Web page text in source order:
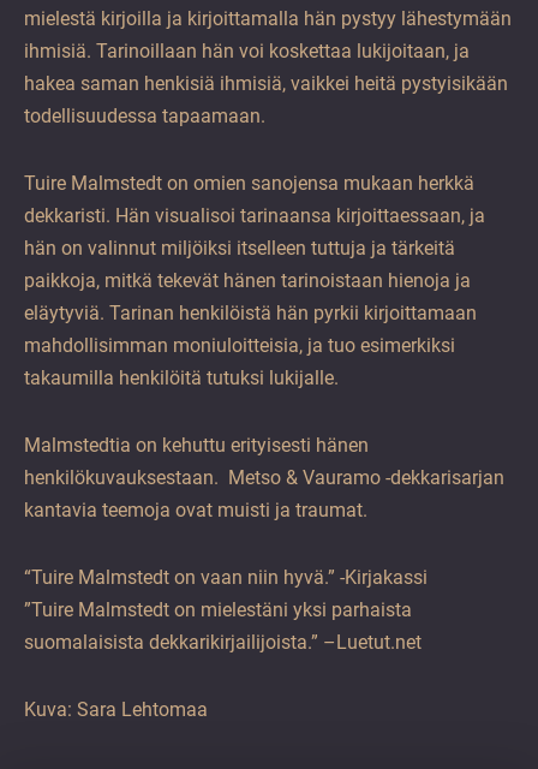
mielestä kirjoilla ja kirjoittamalla hän pystyy lähestymään
ihmisiä. Tarinoillaan hän voi koskettaa lukijoitaan, ja
hakea saman henkisiä ihmisiä, vaikkei heitä pystyisikään
todellisuudessa tapaamaan.
Tuire Malmstedt on omien sanojensa mukaan herkkä
dekkaristi. Hän visualisoi tarinaansa kirjoittaessaan, ja
hän on valinnut miljöiksi itselleen tuttuja ja tärkeitä
paikkoja, mitkä tekevät hänen tarinoistaan hienoja ja
eläytyviä. Tarinan henkilöistä hän pyrkii kirjoittamaan
mahdollisimman moniuloitteisia, ja tuo esimerkiksi
takaumilla henkilöitä tutuksi lukijalle.
Malmstedtia on kehuttu erityisesti hänen
henkilökuvauksestaan. Metso & Vauramo -dekkarisarjan
kantavia teemoja ovat muisti ja traumat.
“Tuire Malmstedt on vaan niin hyvä.” -Kirjakassi
”Tuire Malmstedt on mielestäni yksi parhaista
suomalaisista dekkarikirjailijoista.” –Luetut.net
Kuva: Sara Lehtomaa